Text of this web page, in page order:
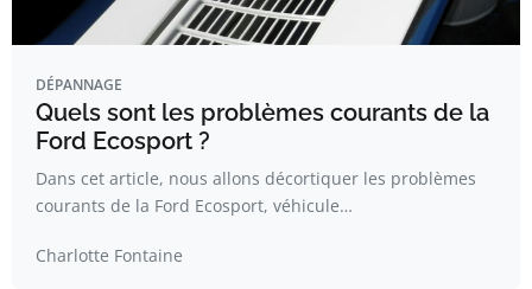
DÉPANNAGE
Quels sont les problèmes courants de la
Ford Ecosport ?
Dans cet article, nous allons décortiquer les problèmes
courants de la Ford Ecosport, véhicule…
Charlotte Fontaine